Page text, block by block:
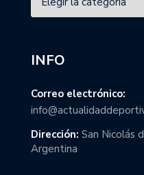
INFO
Correo electrónico:
Dirección: San Nicolás
Argentina